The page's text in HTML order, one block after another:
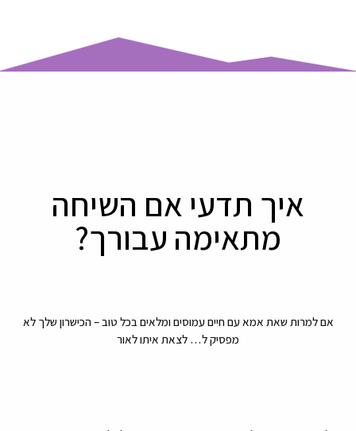
איך תדעי אם השיחה
מתאימה עבורך?
אם למרות שאת אמא עם חיים עמוסים ומלאים בכל טוב – הכישרון שלך לא
מפסיק ל… לצאת איתו לאור